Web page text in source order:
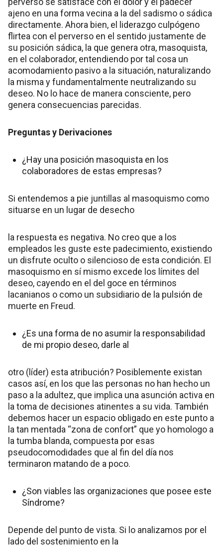
ajeno en una forma vecina a la del sadismo o sádica
directamente. Ahora bien, el liderazgo culpógeno
flirtea con el perverso en el sentido justamente de
su posición sádica, la que genera otra, masoquista,
en el colaborador, entendiendo por tal cosa un
acomodamiento pasivo a la situación, naturalizando
la misma y fundamentalmente neutralizando su
deseo. No lo hace de manera consciente, pero
genera consecuencias parecidas.
Preguntas y Derivaciones
¿Hay una posición masoquista en los
colaboradores de estas empresas?
Si entendemos a pie juntillas al masoquismo como
situarse en un lugar de desecho
la respuesta es negativa. No creo que a los
empleados les guste este padecimiento, existiendo
un disfrute oculto o silencioso de esta condición. El
masoquismo en sí mismo excede los límites del
deseo, cayendo en el del goce en términos
lacanianos o como un subsidiario de la pulsión de
muerte en Freud.
¿Es una forma de no asumir la responsabilidad
de mi propio deseo, darle al
otro (líder) esta atribución? Posiblemente existan
casos así, en los que las personas no han hecho un
paso a la adultez, que implica una asunción activa en
la toma de decisiones atinentes a su vida. También
debemos hacer un espacio obligado en este punto a
la tan mentada “zona de confort” que yo homologo a
la tumba blanda, compuesta por esas
pseudocomodidades que al fin del día nos
terminaron matando de a poco.
¿Son viables las organizaciones que posee este
Síndrome?
Depende del punto de vista. Si lo analizamos por el
lado del sostenimiento en la